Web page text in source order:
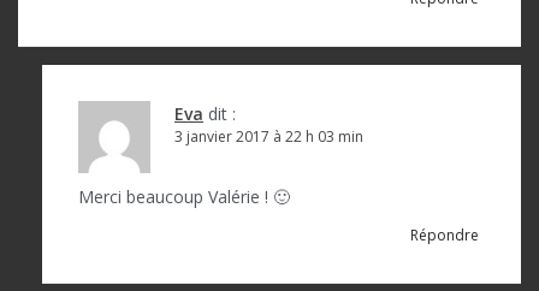
Eva dit :
3 janvier 2017 à 22 h 03 min
Merci beaucoup Valérie ! 🙂
Répondre